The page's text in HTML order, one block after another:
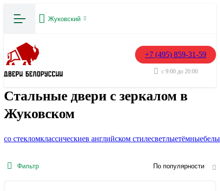
Жуковский
+7 (495) 859-31-59
с 9:00 до 20:00
Стальные двери с зеркалом в
Жуковском
со стекломклассическиев английском стилесветлыетёмные
Фильтр По популярности